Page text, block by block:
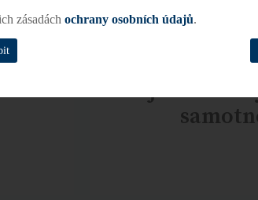
Můj šálek
zásadách ochrany osobních údajů.